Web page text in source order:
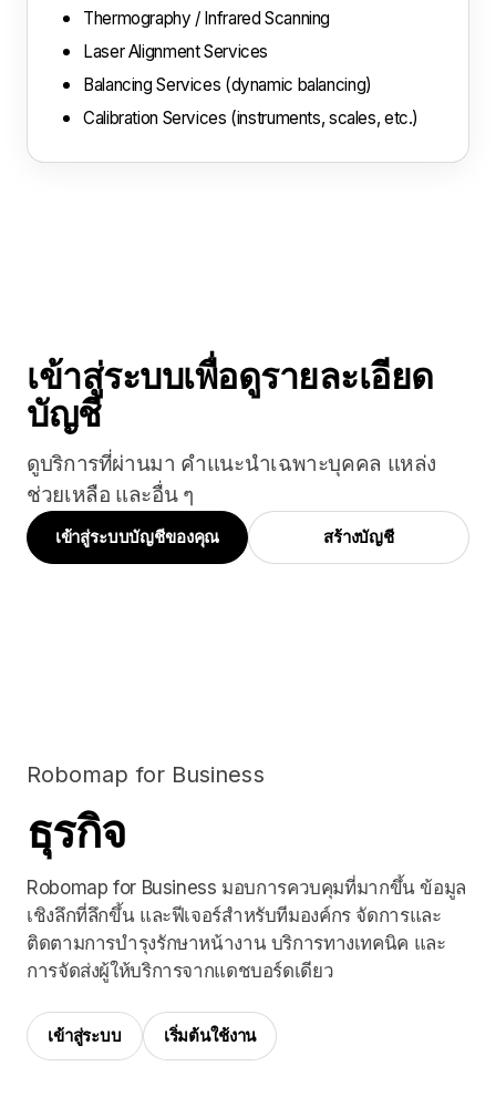
Thermography / Infrared Scanning
Laser Alignment Services
Balancing Services (dynamic balancing)
Calibration Services (instruments, scales, etc.)
เข้าสู่ระบบเพื่อดูรายละเอียด
บัญชี
ดูบริการที่ผ่านมา คำแนะนำเฉพาะบุคคล แหล่ง
ช่วยเหลือ และอื่น ๆ
เข้าสู่ระบบบัญชีของคุณ สร้างบัญชี
Robomap for Business
ธุรกิจ
Robomap for Business มอบการควบคุมที่มากขึ้น ข้อมูล
เชิงลึกที่ลึกขึ้น และฟีเจอร์สำหรับทีมองค์กร จัดการและ
ติดตามการบำรุงรักษาหน้างาน บริการทางเทคนิค และ
การจัดส่งผู้ให้บริการจากแดชบอร์ดเดียว
เข้าสู่ระบบ เริ่มต้นใช้งาน